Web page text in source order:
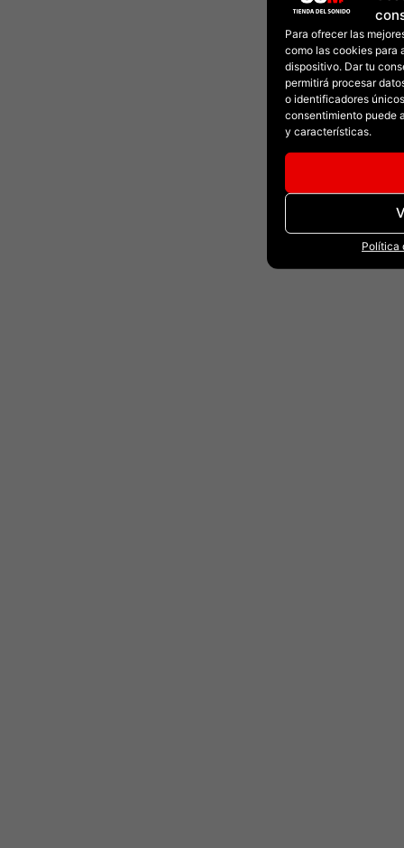
Para ofrecer las
como las cookies para
dispositivo. Dar tu
permitirá procesar
o identificadores
consentimiento puede
y características.
Política